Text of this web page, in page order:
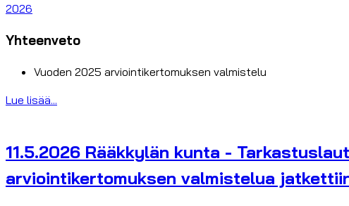
2026
Yhteenveto
Vuoden 2025 arviointikertomuksen valmistelu
Lue lisää...
11.5.2026 Rääkkylän kunta -
arviointikertomuksen valmistelua